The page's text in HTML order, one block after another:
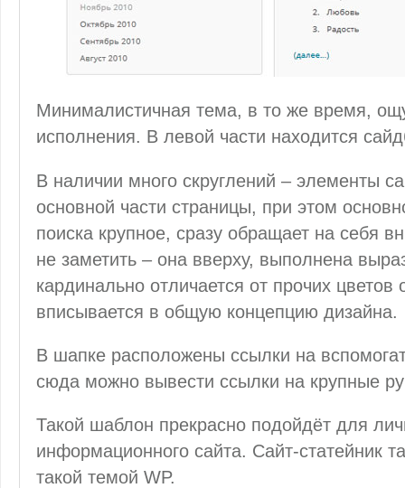
Минималистичная тема, в то же время,
исполнения. В левой части находится
В наличии много скруглений – элементы
основной части страницы, при этом
поиска крупное, сразу обращает на себя
не заметить – она вверху, выполнена
кардинально отличается от прочих
вписывается в общую концепцию дизайна.
В шапке расположены ссылки на
сюда можно вывести ссылки на крупные
Такой шаблон прекрасно подойдёт для
информационного сайта. Сайт-статейник
такой темой WP.